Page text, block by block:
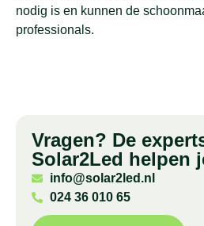
nodig is en kunnen de
professionals.
Vragen? De
Solar2Led helpen
info@solar2led.nl
024 36 010 65